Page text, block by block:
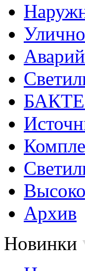
Архив
Новинки